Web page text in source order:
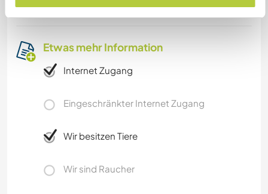
Etwas mehr Information
Internet Zugang
Eingeschränkter Internet Zugang
Wir besitzen Tiere
Wir sind Raucher